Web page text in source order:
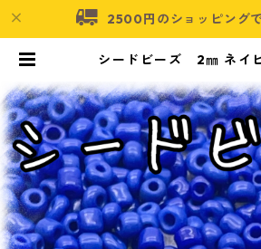
2500円のショッピング
シードビーズ 2㎜ ネイ
LU3】 | アクセサリーパ
プ・可愛いハンドメイド
| ネムネコ